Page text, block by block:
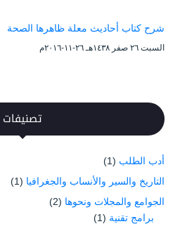
شرح كتاب أحاديث معلة ظاهرها الصحة
السبت ۲٦ صفر ۱٤۳۸هـ ۲٦-۱۱-۲۰۱٦م
تصنيفات
أدب الطلب (1)
التاريخ والسير والأنساب والجغرافيا (1)
الجوامع والمجلات ونحوها (2)
برامج تقنية (1)